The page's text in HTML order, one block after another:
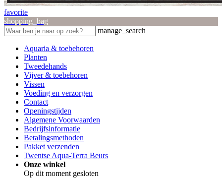
favorite
shopping_bag
manage_search
Aquaria & toebehoren
Planten
Tweedehands
Vijver & toebehoren
Vissen
Voeding en verzorgen
Contact
Openingstijden
Algemene Voorwaarden
Bedrijfsinformatie
Betalingsmethoden
Pakket verzenden
Twentse Aqua-Terra Beurs
Onze winkel
Op dit moment gesloten